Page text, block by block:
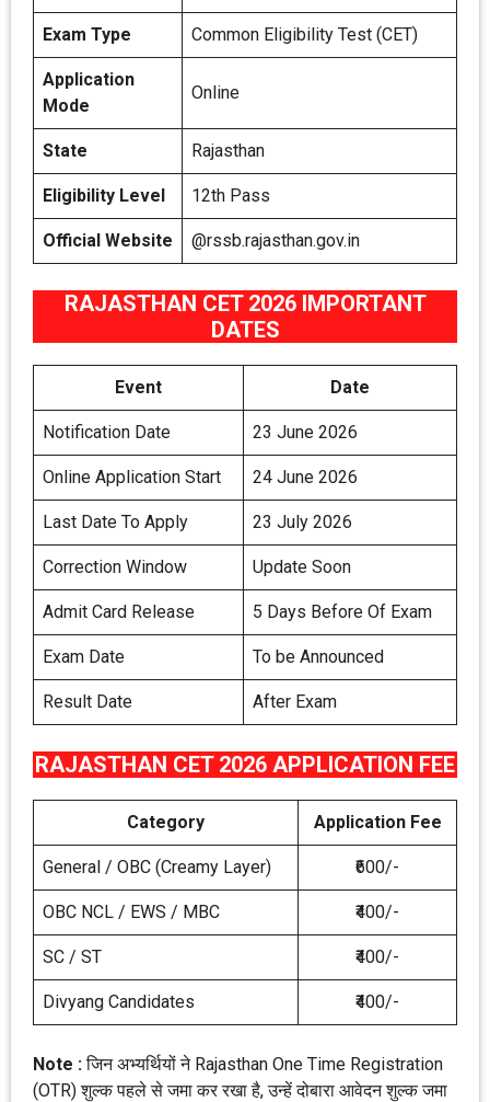
Exam Type Common Eligibility Test (CET)
Application
Mode
Online
State Rajasthan
Eligibility Level 12th Pass
Official Website @rssb.rajasthan.gov.in
RAJASTHAN CET 2026 IMPORTANT
DATES
Event Date
Notification Date 23 June 2026
Online Application Start 24 June 2026
Last Date To Apply 23 July 2026
Correction Window Update Soon
Admit Card Release 5 Days Before Of Exam
Exam Date To be Announced
Result Date After Exam
RAJASTHAN CET 2026 APPLICATION FEE
Category Application Fee
General / OBC (Creamy Layer) ₹600/-
OBC NCL / EWS / MBC ₹400/-
SC / ST ₹400/-
Divyang Candidates ₹400/-
Note :जिन अभ्यर्थियों ने Rajasthan One Time Registration
(OTR) शुल्क पहले से जमा कर रखा है, उन्हें दोबारा आवेदन शुल्क जमा